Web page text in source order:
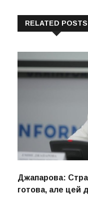
RELATED POSTS
Джапарова:
готова, але цей